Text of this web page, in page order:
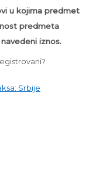
u kojima predmet
predmeta
iznos.
Srbije